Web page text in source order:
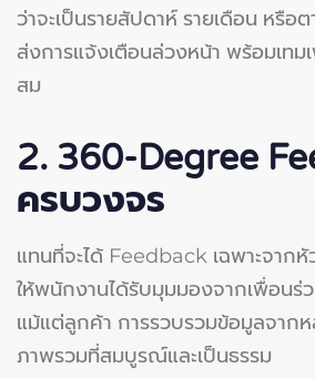
ว่าจะเป็นรายสัปดาห์ รายเดือน หรือต
ส่งการแจ้งเตือนล่วงหน้า พร้อมเทม
สม
2. 360-Degree
ครบวงจร
แทนที่จะได้ Feedback เฉพาะจาก
ให้พนักงานได้รับมุมมองจากเพื่อนร่
แม้แต่ลูกค้า การรวบรวมข้อมูลจาก
ภาพรวมที่สมบูรณ์และเป็นธรรม